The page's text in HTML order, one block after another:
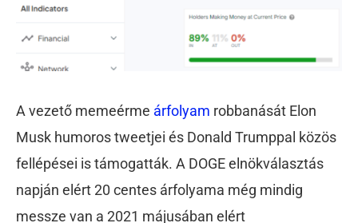
A vezető memeérme árfolyam robbanását Elon
Musk humoros tweetjei és Donald Trumppal közös
fellépései is támogatták. A DOGE elnökválasztás
napján elért 20 centes árfolyama még mindig
messze van a 2021 májusában elért